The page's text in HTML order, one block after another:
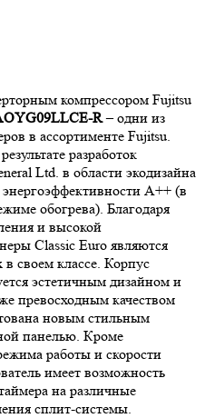
компрессором Fujitsu
R– одни из
в ассортименте Fujitsu.
разработок
Ltd. в области экодизайна
А++ (в
обогрева). Благодаря
и высокой
Classic Euro являются
своем классе. Корпус
эстетичным дизайном и
превосходным качеством
новым стильным
панелью. Кроме
работы и скорости
имеет возможность
на различные
сплит-системы.